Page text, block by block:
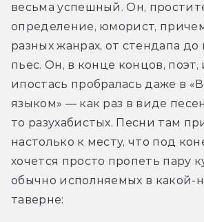
весьма успешный. Он,
определение, юморист,
разных жанрах, от стендапа
пьес. Он, в конце концов, поэт,
ипостась пробралась даже в
языком» — как раз в виде
то разухабистых. Песни там
настолько к месту, что под
хочется просто пропеть пару
обычно исполняемых в какой-
таверне: